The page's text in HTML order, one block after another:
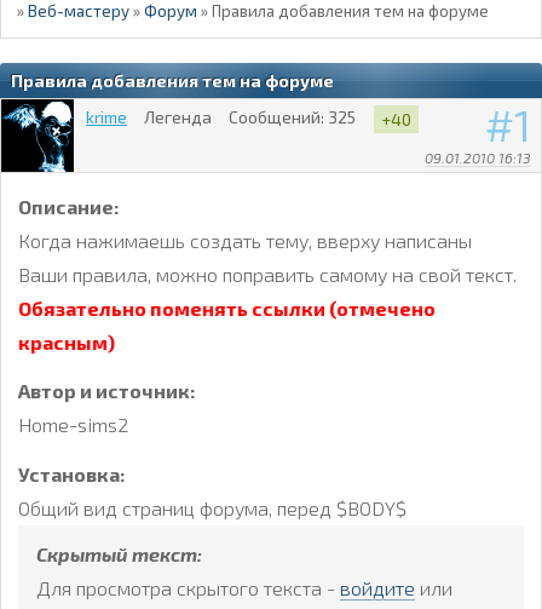
»Веб-мастеру »Форум »Правила добавления тем на форуме
Правила добавления тем на форуме
1
09.01.2010 16:13
krime Легенда Сообщений: 325 +40
Описание:
Когда нажимаешь создать тему, вверху написаны
Ваши правила, можно поправить самому на свой текст.
Обязательно поменять ссылки (отмечено
красным)
Автор и источник:
Home-sims2
Установка:
Общий вид страниц форума, перед $BODY$
Скрытый текст:
Для просмотра скрытого текста - войдите или